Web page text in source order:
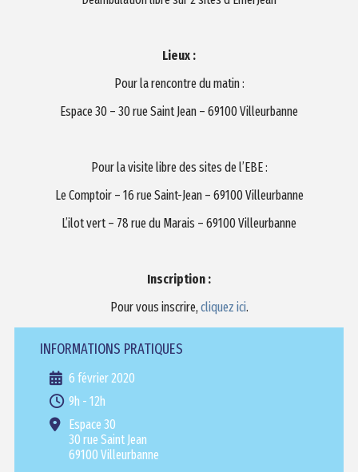
Lieux :
Pour la rencontre du matin :
Espace 30 – 30 rue Saint Jean – 69100 Villeurbanne
Pour la visite libre des sites de l’EBE :
Le Comptoir – 16 rue Saint-Jean – 69100 Villeurbanne
L’ilot vert – 78 rue du Marais – 69100 Villeurbanne
Inscription :
Pour vous inscrire, cliquez ici.
INFORMATIONS PRATIQUES
6 février 2020
9h - 12h
Espace 30
30 rue Saint Jean
69100 Villeurbanne